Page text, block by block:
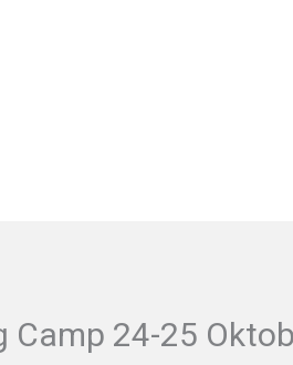
Camp 24-25